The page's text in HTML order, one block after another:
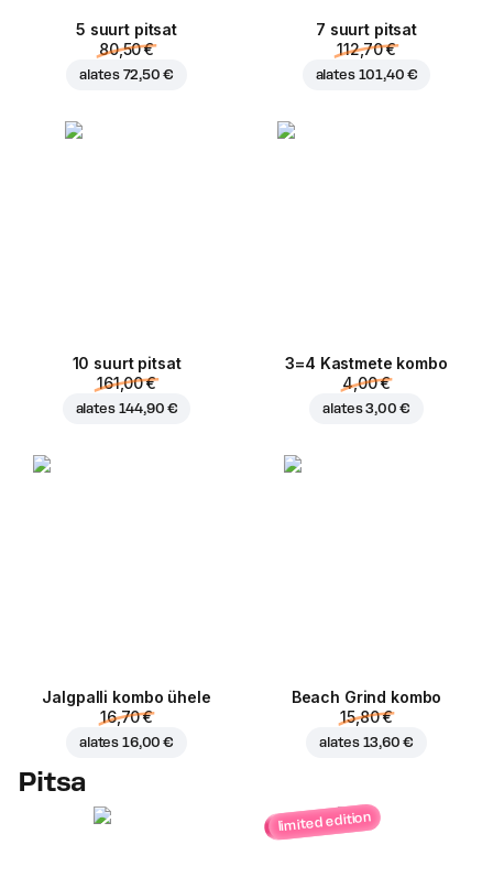
5 suurt pitsat
80,50 €
alates 72,50 €
7 suurt pitsat
112,70 €
alates 101,40 €
10 suurt pitsat
161,00 €
alates 144,90 €
3=4 Kastmete kombo
4,00 €
alates3,00 €
Jalgpalli kombo ühele
16,70 €
alates 16,00 €
Beach Grind kombo
15,80 €
alates 13,60 €
Pitsa
limited edition